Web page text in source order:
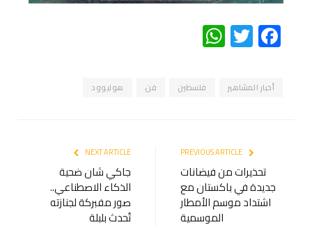
Facebook
Twitter
WhatsApp
أخبار المشاهير فلسطين فن هوليوود
تحذيرات من فيضانات
جديدة في باكستان مع
اشتداد موسم الأمطار
الموسمية
NEXT ARTICLE
جاكي شان ضحية
الذكاء الاصطناعي..
صور مفبركة لجنازته
تُحدث بلبلة